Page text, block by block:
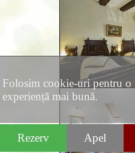
Rezerv Apel
Folosim cookie-uri pentru o
experiență mai bună.